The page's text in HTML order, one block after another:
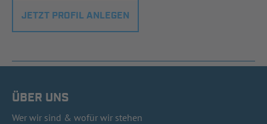
JETZT PROFIL ANLEGEN
ÜBER UNS
Wer wir sind & wofür wir stehen